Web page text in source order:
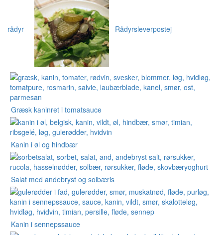
rådyr Rådyrsleverpostej
Græsk kaninret i tomatsauce
Kanin i øl og hindbær
Salat med andebryst og solbæris
Kanin i sennepssauce